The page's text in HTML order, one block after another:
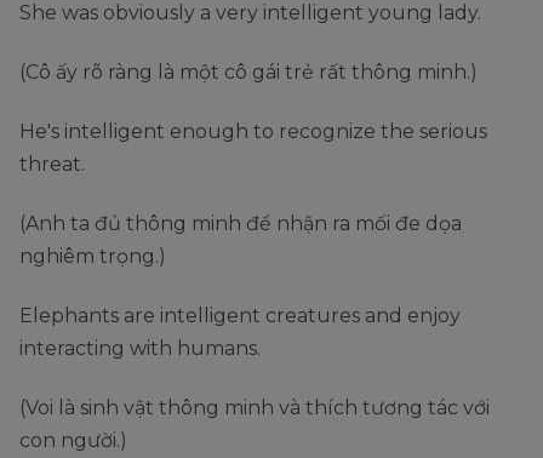
She was obviously a very intelligent young lady.
(Cô ấy rõ ràng là một cô gái trẻ rất thông minh.)
He's intelligent enough to recognize the serious
threat.
(Anh ta đủ thông minh để nhận ra mối đe dọa
nghiêm trọng.)
Elephants are intelligent creatures and enjoy
interacting with humans.
(Voi là sinh vật thông minh và thích tương tác với
con người.)